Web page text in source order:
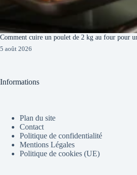
Comment cuire un poulet de 2 kg au four pour
5 août 2026
Informations
Plan du site
Contact
Politique de confidentialité
Mentions Légales
Politique de cookies (UE)